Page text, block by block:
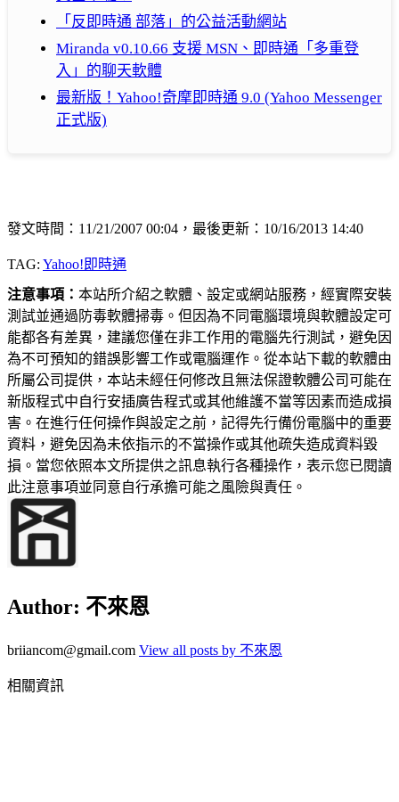
「反即時通 部落」的公益活動網站
Miranda v0.10.66 支援 MSN、即時通「多重登
入」的聊天軟體
最新版！Yahoo!奇摩即時通 9.0 (Yahoo Messenger
正式版)
發文時間：11/21/2007 00:04，最後更新：10/16/2013 14:40
TAG: Yahoo!即時通
注意事項： 本站所介紹之軟體、設定或網站服務，經實際安裝
測試並通過防毒軟體掃毒。但因為不同電腦環境與軟體設定可
能都各有差異，建議您僅在非工作用的電腦先行測試，避免因
為不可預知的錯誤影響工作或電腦運作。從本站下載的軟體由
所屬公司提供，本站未經任何修改且無法保證軟體公司可能在
新版程式中自行安插廣告程式或其他維護不當等因素而造成損
害。在進行任何操作與設定之前，記得先行備份電腦中的重要
資料，避免因為未依指示的不當操作或其他疏失造成資料毀
損。當您依照本文所提供之訊息執行各種操作，表示您已閱讀
此注意事項並同意自行承擔可能之風險與責任。
Author: 不來恩
briiancom@gmail.com View all posts by 不來恩
相關資訊